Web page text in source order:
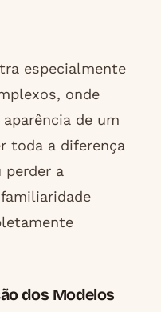
especialmente
onde
de um
toda a diferença
perder a
dos Modelos